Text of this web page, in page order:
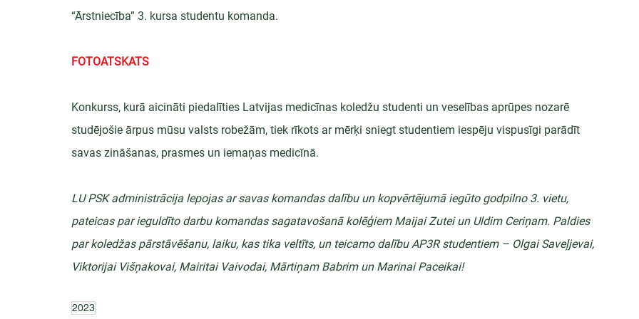
“Ārstniecība” 3. kursa studentu komanda.
FOTOATSKATS
Konkurss, kurā aicināti piedalīties Latvijas medicīnas koledžu studenti un veselības aprūpes nozarē
studējošie ārpus mūsu valsts robežām, tiek rīkots ar mērķi sniegt studentiem iespēju vispusīgi parādīt
savas zināšanas, prasmes un iemaņas medicīnā.
LU PSK administrācija lepojas ar savas komandas dalību un kopvērtējumā iegūto godpilno 3. vietu,
pateicas par ieguldīto darbu komandas sagatavošanā kolēģiem Maijai Zutei un Uldim Ceriņam. Paldies
par koledžas pārstāvēšanu, laiku, kas tika veltīts, un teicamo dalību AP3R studentiem – Olgai Saveļjevai,
Viktorijai Višņakovai, Mairitai Vaivodai, Mārtiņam Babrim un Marinai Paceikai!
2023